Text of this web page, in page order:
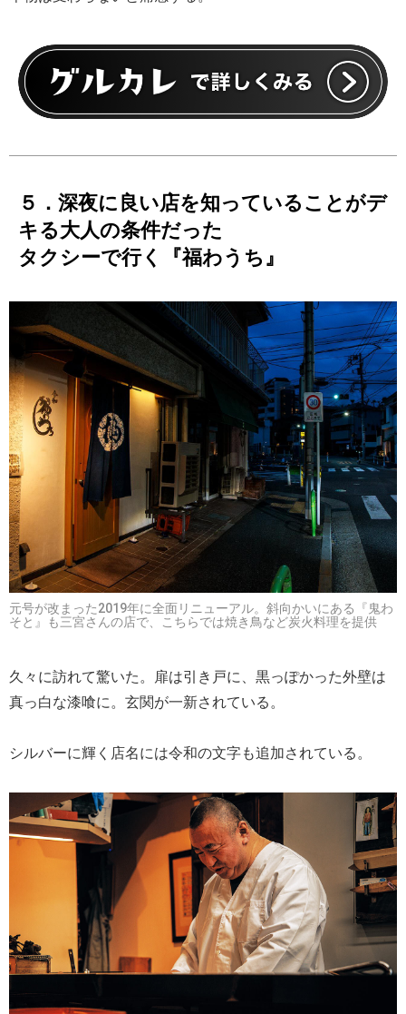
５．深夜に良い店を知っていることがデ
キる大人の条件だった
タクシーで行く『福わうち』
元号が改まった2019年に全面リニューアル。斜向かいにある『鬼わ
そと』も三宮さんの店で、こちらでは焼き鳥など炭火料理を提供
久々に訪れて驚いた。扉は引き戸に、黒っぽかった外壁は
真っ白な漆喰に。玄関が一新されている。
シルバーに輝く店名には令和の文字も追加されている。